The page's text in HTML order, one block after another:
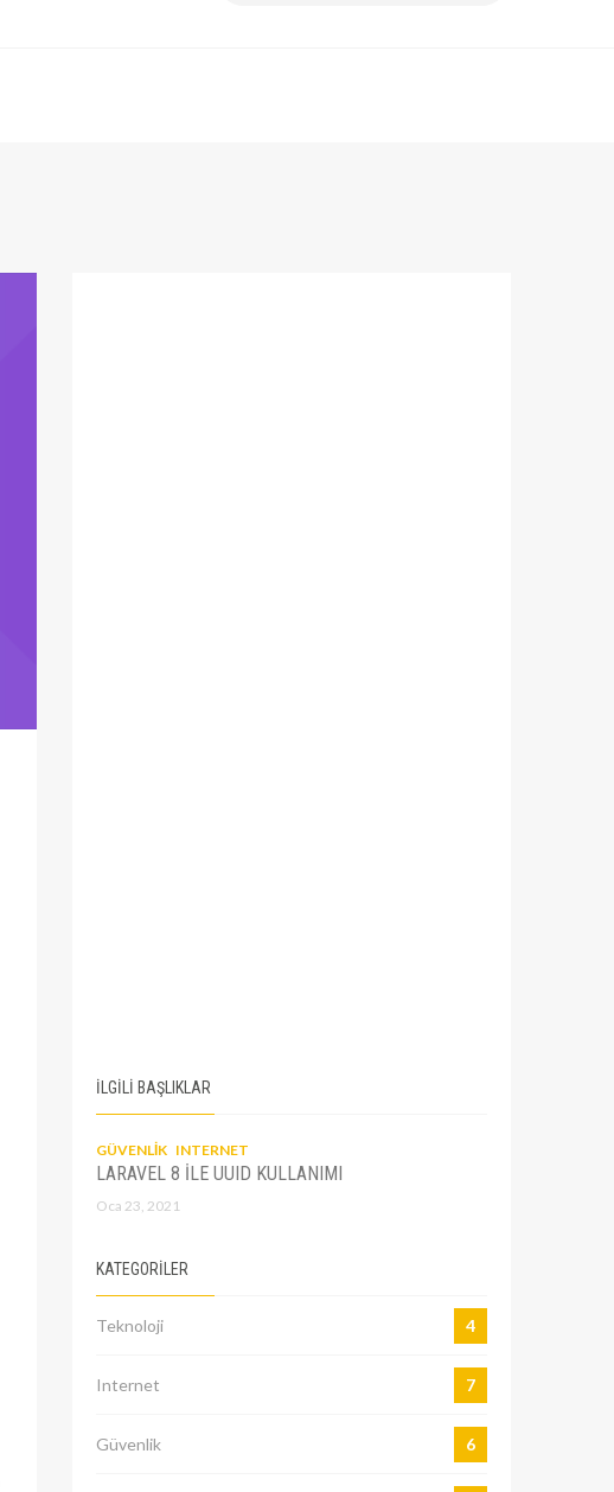
İLGİLİ BAŞLIKLAR
GÜVENLIK INTERNET
LARAVEL 8 ILE UUID KULLANIMI
Oca 23, 2021
KATEGORILER
Teknoloji 4
Internet 7
Güvenlik 6